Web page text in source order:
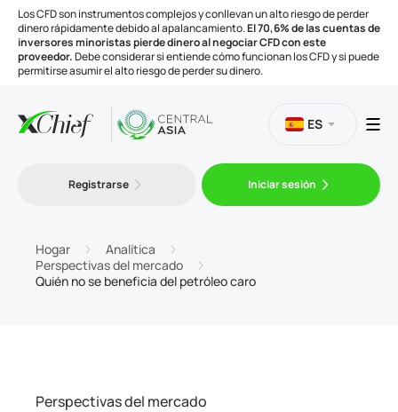
Los CFD son instrumentos complejos y conllevan un alto riesgo de perder
dinero rápidamente debido al apalancamiento.El 70,6% de las cuentas de
inversores minoristas pierde dinero al negociar CFD con este
proveedor.Debe considerar si entiende cómo funcionan los CFD y si puede
permitirse asumir el alto riesgo de perder su dinero.
Herramientas
ES
Registrarse Iniciar sesión
Hogar
Analítica
Perspectivas del mercado
Quién no se beneficia del petróleo caro
Perspectivas del mercado